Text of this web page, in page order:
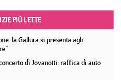
PIÙ LETTE
la Gallura si presenta agli
di Jovanotti: raffica di auto